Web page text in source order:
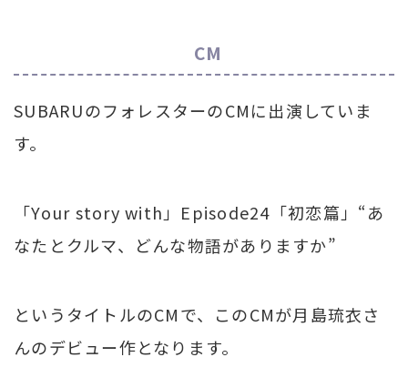
CM
SUBARUのフォレスターのCMに出演していま
す。
「Your story with」Episode24「初恋篇」“あ
なたとクルマ、どんな物語がありますか”
というタイトルのCMで、このCMが月島琉衣さ
んのデビュー作となります。